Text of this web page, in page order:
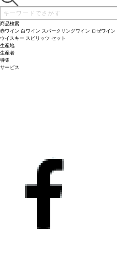
商品検索
赤ワイン 白ワイン スパークリングワイン ロゼワイン
ウイスキー スピリッツ セット
生産地
生産者
特集
サービス